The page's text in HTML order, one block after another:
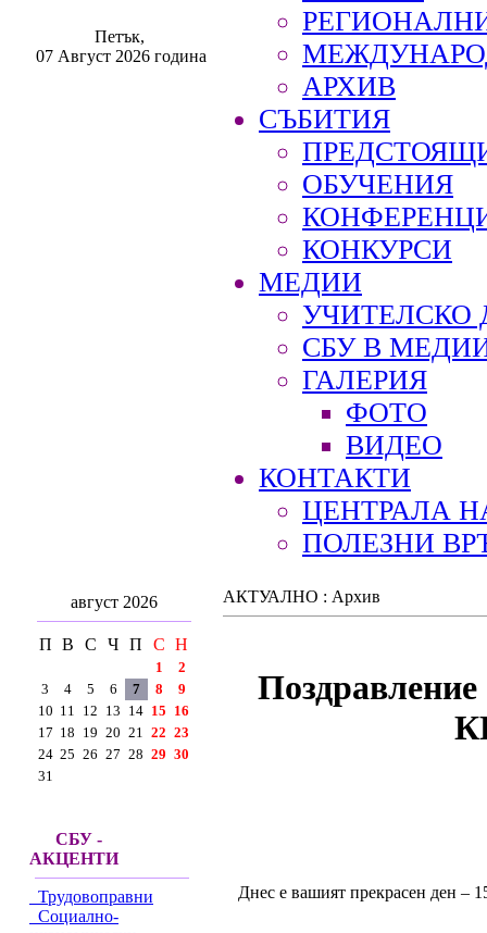
Петък,
07 Август 2026 година
АРХИВ
СЪБИТИЯ
ОБУЧЕНИЯ
КОНКУРСИ
МЕДИИ
УЧИТЕЛСКО
СБУ В
ГАЛЕРИЯ
ФОТО
ВИДЕО
КОНТАКТИ
ЦЕНТРАЛА
ПОЛЕЗНИ
август 2026
П В С Ч П С Н
1
2
3
4 5 6 7 8
9
10 11 12 13 14 15 16
17 18 19 20 21 22 23
24 25 26 27 28 29 30
31
СБУ -
АКЦЕНТИ
Трудовоправни
Социално-
АКТУАЛНО : Архив
Днес е вашият прекрасен ден –